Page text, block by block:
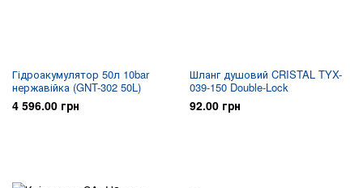
Гідроакумулятор 50л 10bar
нержавійка (GNT-302 50L)
4 596.00 грн
Шланг душовий CRISTAL TYX-
039-150 Double-Lock
92.00 грн